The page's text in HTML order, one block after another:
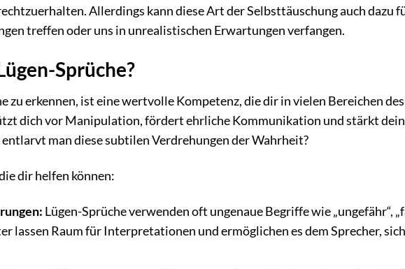
Allerdings kann diese Art der Selbsttäuschung auch dazu
treffen oder uns in unrealistischen Erwartungen verfangen.
Sprüche?
zu erkennen, ist eine wertvolle Kompetenz, die dir in vielen Bereichen des
dich vor Manipulation, fördert ehrliche Kommunikation und stärkt dein
man diese subtilen Verdrehungen der Wahrheit?
dir helfen können:
Lügen-Sprüche verwenden oft ungenaue Begriffe wie „ungefähr“,
lassen Raum für Interpretationen und ermöglichen es dem Sprecher,